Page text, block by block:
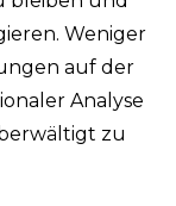
Weniger
auf der
Analyse
zu